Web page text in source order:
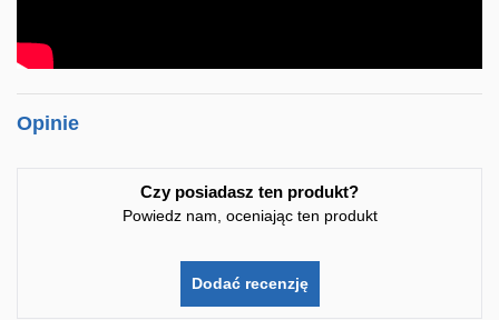
Opinie
Czy posiadasz ten produkt?
Powiedz nam, oceniając ten produkt
Dodać recenzję